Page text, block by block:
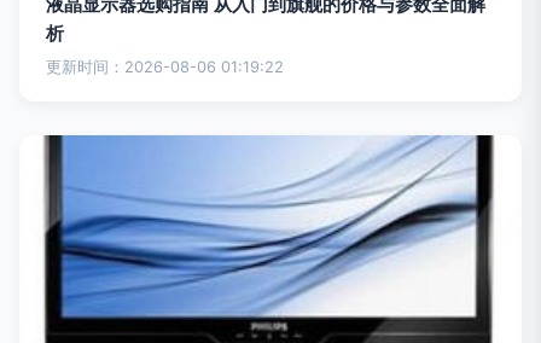
析
更新时间：2026-08-06 01:19:22